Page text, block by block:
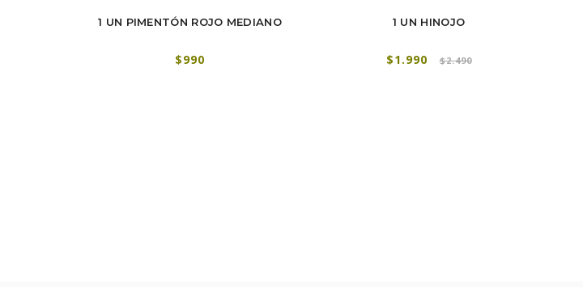
1 UN PIMENTÓN ROJO MEDIANO
$990
1 UN HINOJO
$1.990 $2.490